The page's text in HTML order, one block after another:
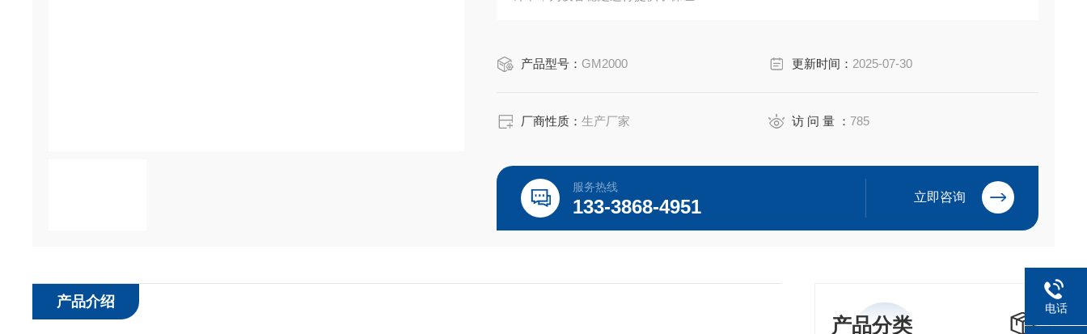
更可靠 采用整体式机械密封，*上解决了高速运转下的物料泄漏以及冷却介质污染等问题，安装
新技术 采用先进的受控切
产品型号： GM2000 更新时间： 2025-07-30
厂商性质：生产厂家 访 问 量 ： 785
服务热线
133-3868-4951 立即咨询
产品分类
产品介绍 电话